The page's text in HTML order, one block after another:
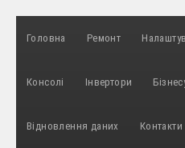
Головна Ремонт
Консолі Інвертори
Відновлення даних Контакти